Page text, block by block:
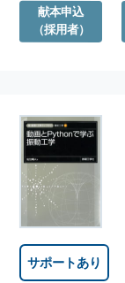
献本申込
（採用者）
サポートあり